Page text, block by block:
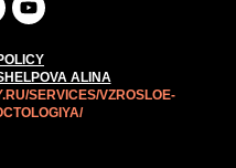
ALINA
SERVICES/VZROSLOE-